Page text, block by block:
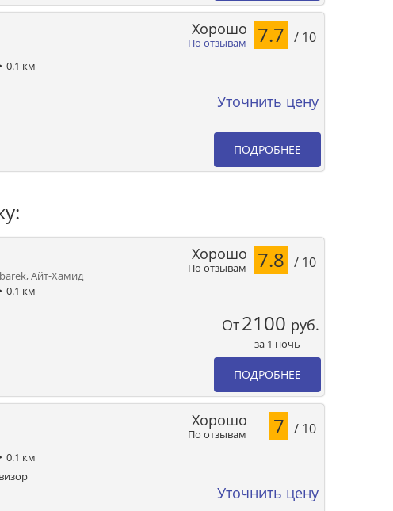
0.1 км
По отзывам
Хорошо 7.7 / 10
Уточнить цену
ПОДРОБНЕЕ
Айт-Хамид
0.1 км
По отзывам
Хорошо 7.8 / 10
От2100 руб.
за 1 ночь
ПОДРОБНЕЕ
0.1 км
По отзывам
Хорошо 7 / 10
Уточнить цену